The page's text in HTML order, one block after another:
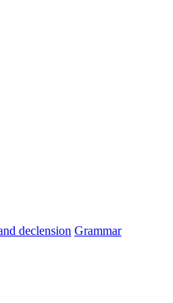
declension Grammar